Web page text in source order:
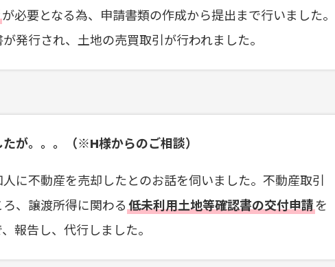
が必要となる為、申請書類の作成から提出まで行いました。
発行され、土地の売買取引が行われました。
が。。。（※H様からのご相談）
に不動産を売却したとのお話を伺いました。不動産取引
、譲渡所得に関わる低未利用土地等確認書の交付申請を
報告し、代行しました。